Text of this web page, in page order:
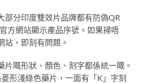
部分印度雙效片品牌都有防偽QR
方網站顯示產品序號。如果掃唔
站，即刻有問題。
片嘅形狀、顏色、刻字都係統一嘅。
菱形淺綠色藥片，一面有「K」字刻